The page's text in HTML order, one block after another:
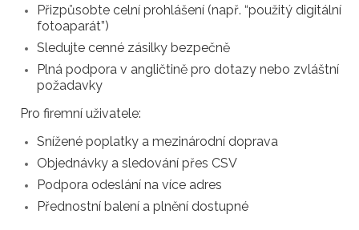
Přizpůsobte celní prohlášení (např. “použitý digitální
fotoaparát”)
Sledujte cenné zásilky bezpečně
Plná podpora v angličtině pro dotazy nebo zvláštní
požadavky
Pro firemní uživatele:
Snížené poplatky a mezinárodní doprava
Objednávky a sledování přes CSV
Podpora odeslání na více adres
Přednostní balení a plnění dostupné